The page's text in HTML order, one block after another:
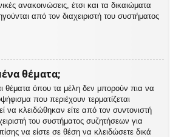
ανακοινώσεις, έτσι και τα δικαιώματα
από τον διαχειριστή του συστήματος
θέματα;
θέματα όπου τα μέλη δεν μπορούν πια να
που περιέχουν τερματίζεται
να κλειδώθηκαν είτε από τον συντονιστή
του συστήματος συζητήσεων για
να είστε σε θέση να κλειδώσετε δικά